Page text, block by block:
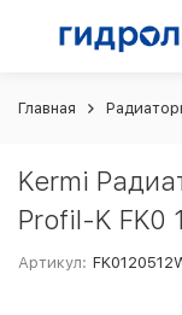
Главная
Kermi
Profil-K FK0
Артикул: